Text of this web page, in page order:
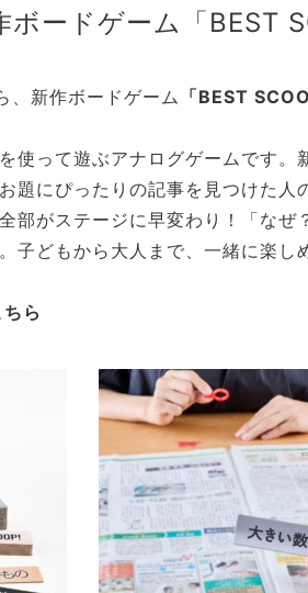
ボードゲーム「BEST
、新作ボードゲーム 「BEST
使って遊ぶアナログゲームです。
題にぴったりの記事を見つけた人
部がステージに早変わり！「な
子どもから大人まで、一緒に楽し
ら